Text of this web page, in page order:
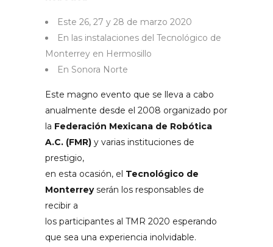
Este 26, 27 y 28 de marzo 2020
En las instalaciones del Tecnológico de
Monterrey en Hermosillo
En Sonora Norte
Este magno evento que se lleva a cabo
anualmente desde el 2008 organizado por
la Federación Mexicana de Robótica
A.C. (FMR) y varias instituciones de
prestigio,
en esta ocasión, el Tecnológico de
Monterreyserán los responsables de
recibir a
los participantes al TMR 2020 esperando
que sea una experiencia inolvidable.